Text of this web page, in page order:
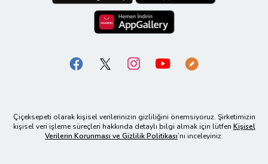
Çiçeksepeti olarak kişisel verilerinizin gizliliğini önemsiyoruz. Şirketimizin
kişisel veri işleme süreçleri hakkında detaylı bilgi almak için lütfen Kişisel
Verilerin Korunması ve Gizlilik Politikası’nı inceleyiniz.